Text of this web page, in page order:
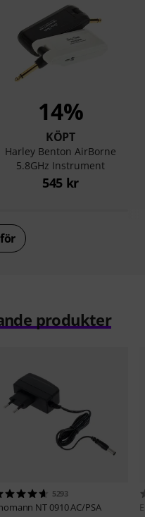
14%
KÖPT
Harley Benton AirBorne
5.8GHz Instrument
545 kr
produkter
5293
NT 0910 AC/PSA